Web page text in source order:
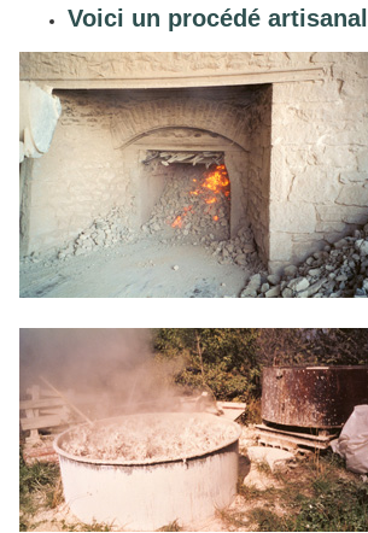
Voici un procédé artisanal